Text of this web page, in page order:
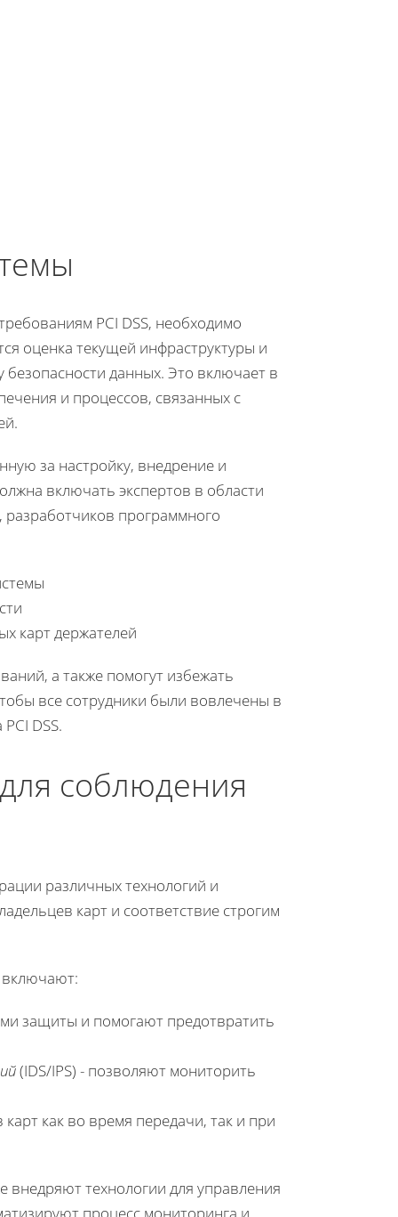
PCI DSS, необходимо
оценка текущей инфраструктуры и
безопасности данных. Это включает в
и процессов, связанных с
за настройку, внедрение и
включать экспертов в области
программного
карт держателей
а также помогут избежать
все сотрудники были вовлечены в
DSS.
соблюдения
различных технологий и
карт и соответствие строгим
включают:
защиты и помогают предотвратить
(IDS/IPS) - позволяют мониторить
как во время передачи, так и при
внедряют технологии для управления